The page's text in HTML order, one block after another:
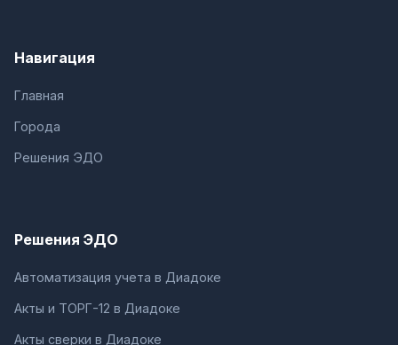
Навигация
Главная
Города
Решения ЭДО
Решения ЭДО
Автоматизация учета в Диадоке
Акты и ТОРГ-12 в Диадоке
Акты сверки в Диадоке